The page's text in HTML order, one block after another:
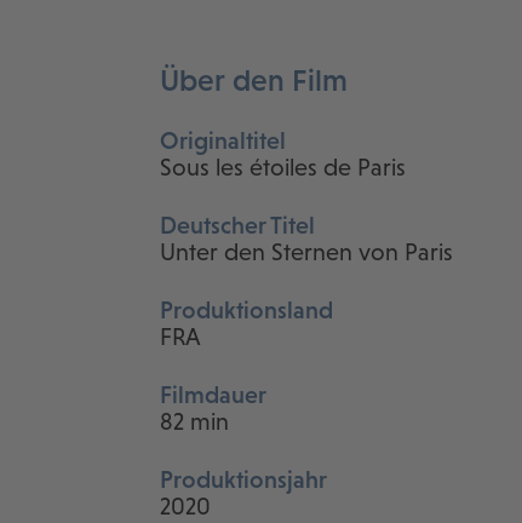
Über den Film
Originaltitel
Sous les étoiles de Paris
Deutscher Titel
Unter den Sternen von Paris
Produktionsland
FRA
Filmdauer
82 min
Produktionsjahr
2020